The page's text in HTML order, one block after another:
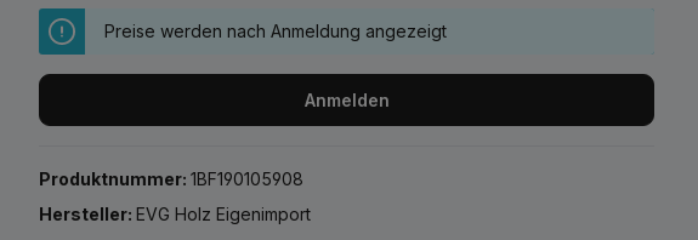
Preise werden nach Anmeldung angezeigt
Anmelden
Produktnummer:1BF190105908
Hersteller:EVG Holz Eigenimport